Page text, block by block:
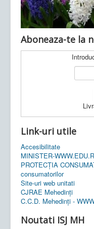
Aboneaza-te la
Link-uri utile
Accesibilitate
MINISTER-
PROTECȚIA
consumatorilor
Site-uri web unitati
CJRAE Mehedinți
C.C.D. Mehedinţi -
Noutati ISJ MH